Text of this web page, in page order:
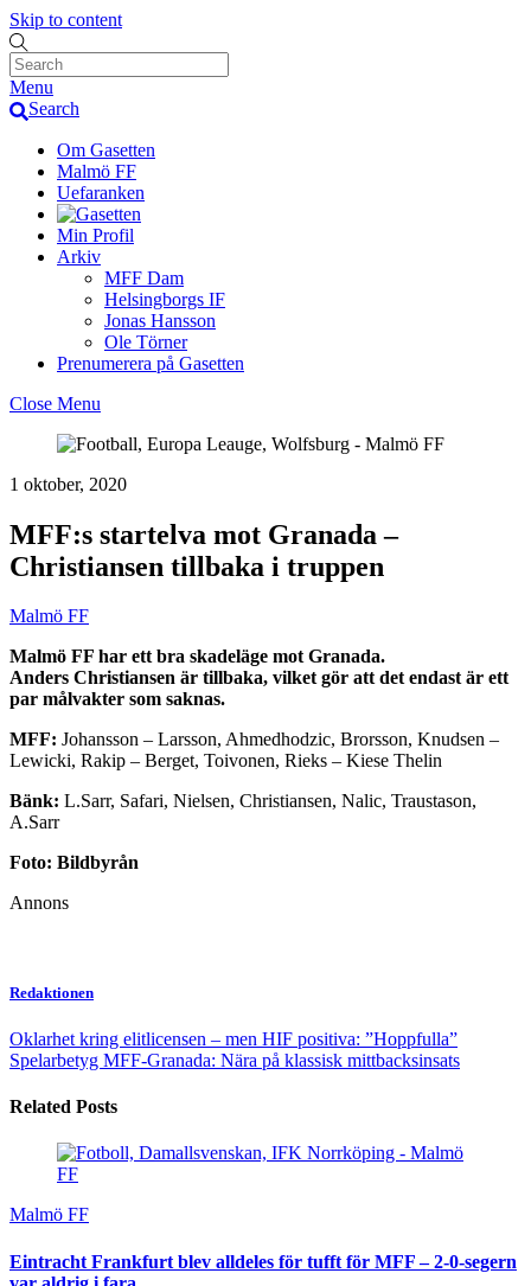
Skip to content
Menu
Search
Om Gasetten
Malmö FF
Uefaranken
Min Profil
Arkiv
MFF Dam
Helsingborgs IF
Jonas Hansson
Ole Törner
Prenumerera på Gasetten
Close Menu
1 oktober, 2020
MFF:s startelva mot Granada –
Christiansen tillbaka i truppen
Malmö FF
Malmö FF har ett bra skadeläge mot Granada.
Anders Christiansen är tillbaka, vilket gör att det endast är ett
par målvakter som saknas.
MFF: Johansson – Larsson, Ahmedhodzic, Brorsson, Knudsen –
Lewicki, Rakip – Berget, Toivonen, Rieks – Kiese Thelin
Bänk: L.Sarr, Safari, Nielsen, Christiansen, Nalic, Traustason,
A.Sarr
Foto: Bildbyrån
Annons
Redaktionen
Oklarhet kring elitlicensen – men HIF positiva: ”Hoppfulla”
Spelarbetyg MFF-Granada: Nära på klassisk mittbacksinsats
Related Posts
Malmö FF
Eintracht Frankfurt blev alldeles för tufft för MFF – 2-0-segern